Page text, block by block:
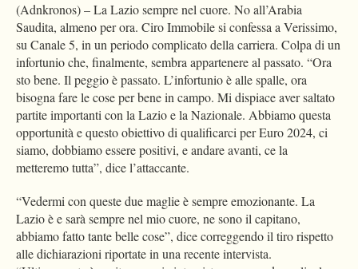
(Adnkronos) – La Lazio sempre nel cuore. No all’Arabia
Saudita, almeno per ora. Ciro Immobile si confessa a Verissimo,
su Canale 5, in un periodo complicato della carriera. Colpa di un
infortunio che, finalmente, sembra appartenere al passato. “Ora
sto bene. Il peggio è passato. L’infortunio è alle spalle, ora
bisogna fare le cose per bene in campo. Mi dispiace aver saltato
partite importanti con la Lazio e la Nazionale. Abbiamo questa
opportunità e questo obiettivo di qualificarci per Euro 2024, ci
siamo, dobbiamo essere positivi, e andare avanti, ce la
metteremo tutta”, dice l’attaccante.
“Vedermi con queste due maglie è sempre emozionante. La
Lazio è e sarà sempre nel mio cuore, ne sono il capitano,
abbiamo fatto tante belle cose”, dice correggendo il tiro rispetto
alle dichiarazioni riportate in una recente intervista.